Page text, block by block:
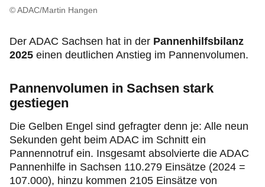
© ADAC/Martin Hangen
Der ADAC Sachsen hat in der Pannenhilfsbilanz
2025 einen deutlichen Anstieg im Pannenvolumen.
Pannenvolumen in Sachsen stark
gestiegen
Die Gelben Engel sind gefragter denn je: Alle neun
Sekunden geht beim ADAC im Schnitt ein
Pannennotruf ein. Insgesamt absolvierte die ADAC
Pannenhilfe in Sachsen 110.279 Einsätze (2024 =
107.000), hinzu kommen 2105 Einsätze von